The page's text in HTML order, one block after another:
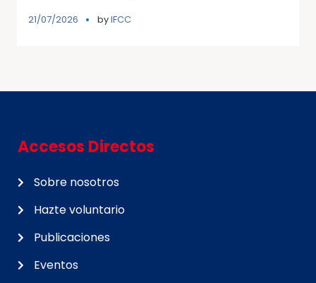
21/07/2026 byIFCC
Accesos Directos
Sobre nosotros
Hazte voluntario
Publicaciones
Eventos